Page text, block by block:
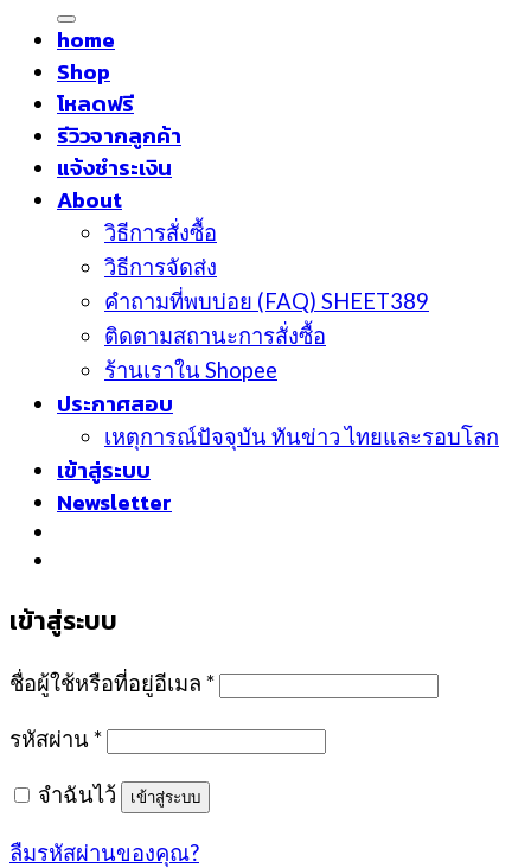
home
Shop
โหลดฟรี
รีวิวจากลูกค้า
แจ้งชำระเงิน
About
วิธีการสั่งซื้อ
วิธีการจัดส่ง
คำถามที่พบบ่อย (FAQ) SHEET389
ติดตามสถานะการสั่งซื้อ
ร้านเราใน Shopee
ประกาศสอบ
เหตุการณ์ปัจจุบัน ทันข่าว ไทยและรอบโลก
เข้าสู่ระบบ
Newsletter
เข้าสู่ระบบ
ชื่อผู้ใช้หรือที่อยู่อีเมล *
รหัสผ่าน *
จำฉันไว้ เข้าสู่ระบบ
ลืมรหัสผ่านของคุณ?